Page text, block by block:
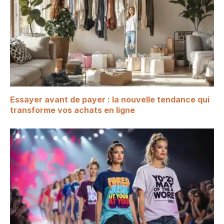
Essayer avant de payer : la nouvelle tendance qui
transforme vos achats en ligne